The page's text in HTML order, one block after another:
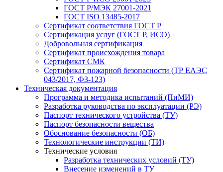
ГОСТ Р/МЭК 27001-2021
ГОСТ ISO 13485-2017
Сертификат соответствия ГОСТ Р
Сертификация услуг (ГОСТ Р, ИСО)
Добровольная сертификация
Сертификат происхождения товара
Сертификат СМК
Сертификат пожарной безопасности (ТР ЕАЭС
043/2017, ФЗ-123)
Техническая документация
Программа и методика испытаний (ПиМИ)
Разработка руководства по эксплуатации (РЭ)
Паспорт технического устройства (ТУ)
Паспорт безопасности вещества
Обоснование безопасности (ОБ)
Технологические инструкции (ТИ)
Технические условия
Разработка технических условий (ТУ)
Внесение изменений в ТУ